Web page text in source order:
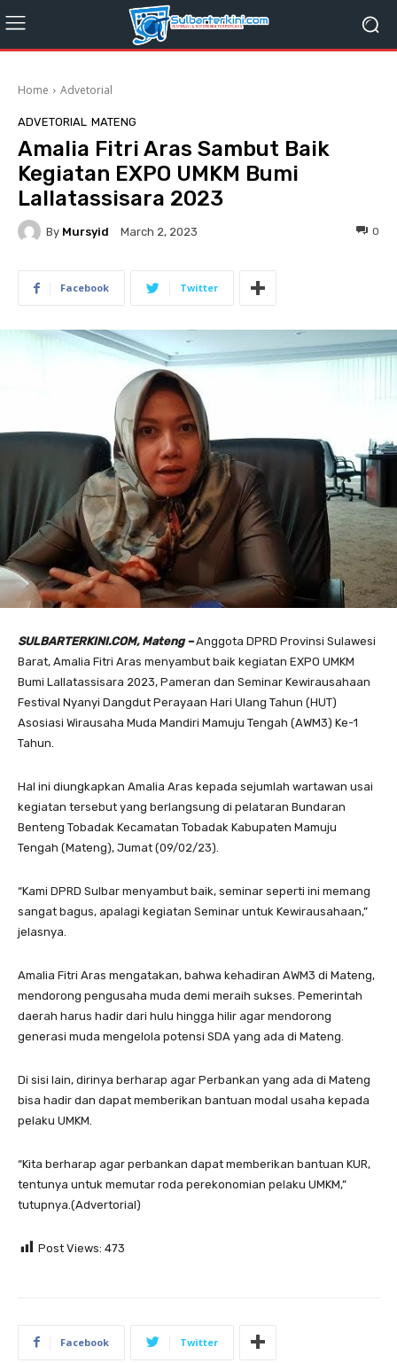
Home Advetorial
ADVETORIAL MATENG
Amalia Fitri Aras Sambut Baik
Kegiatan EXPO UMKM Bumi
Lallatassisara 2023
By Mursyid March 2, 2023 0
Facebook Twitter
SULBARTERKINI.COM, Mateng – Anggota DPRD Provinsi Sulawesi
Barat, Amalia Fitri Aras menyambut baik kegiatan EXPO UMKM
Bumi Lallatassisara 2023, Pameran dan Seminar Kewirausahaan
Festival Nyanyi Dangdut Perayaan Hari Ulang Tahun (HUT)
Asosiasi Wirausaha Muda Mandiri Mamuju Tengah (AWM3) Ke-1
Tahun.
Hal ini diungkapkan Amalia Aras kepada sejumlah wartawan usai
kegiatan tersebut yang berlangsung di pelataran Bundaran
Benteng Tobadak Kecamatan Tobadak Kabupaten Mamuju
Tengah (Mateng), Jumat (09/02/23).
“Kami DPRD Sulbar menyambut baik, seminar seperti ini memang
sangat bagus, apalagi kegiatan Seminar untuk Kewirausahaan,”
jelasnya.
Amalia Fitri Aras mengatakan, bahwa kehadiran AWM3 di Mateng,
mendorong pengusaha muda demi meraih sukses. Pemerintah
daerah harus hadir dari hulu hingga hilir agar mendorong
generasi muda mengelola potensi SDA yang ada di Mateng.
Di sisi lain, dirinya berharap agar Perbankan yang ada di Mateng
bisa hadir dan dapat memberikan bantuan modal usaha kepada
pelaku UMKM.
“Kita berharap agar perbankan dapat memberikan bantuan KUR,
tentunya untuk memutar roda perekonomian pelaku UMKM,”
tutupnya.(Advertorial)
Post Views: 473
Facebook Twitter